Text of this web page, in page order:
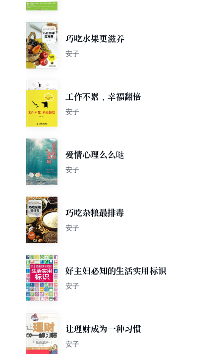
巧吃水果更滋养
安子
工作不累，幸福翻倍
安子
爱情心理么么哒
安子
巧吃杂粮最排毒
安子
好主妇必知的生活实用标识
安子
让理财成为一种习惯
安子